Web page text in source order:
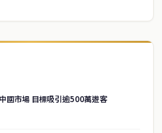
國市場 目標吸引逾500萬遊客